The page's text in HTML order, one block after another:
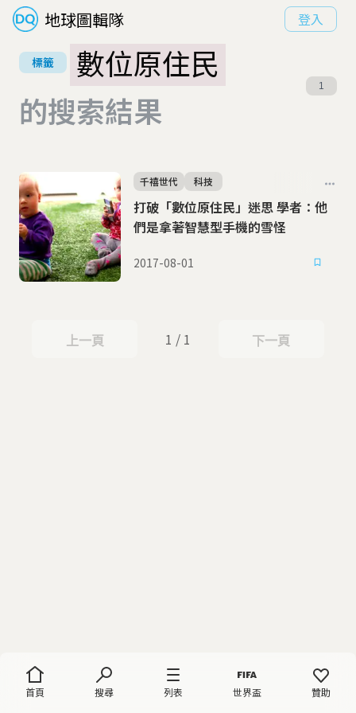
地球圖輯隊 登入
首頁 搜尋 列表 世界盃 贊助
標籤
數位原住民
的搜索結果
1
打破「數位原住民」迷思 學者：他
們是拿著智慧型手機的雪怪
千禧世代 科技
2017-08-01
上一頁
上一頁 1 / 1 下一頁
下一頁